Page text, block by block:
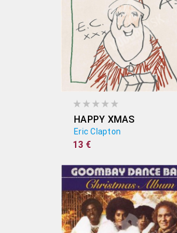
HAPPY XMAS
Eric Clapton
13 €